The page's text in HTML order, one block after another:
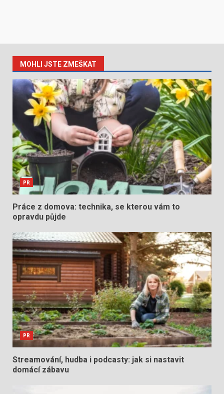
MOHLI JSTE ZMEŠKAT
PR
Práce z domova: technika, se kterou vám to
opravdu půjde
PR
Streamování, hudba i podcasty: jak si nastavit
domácí zábavu